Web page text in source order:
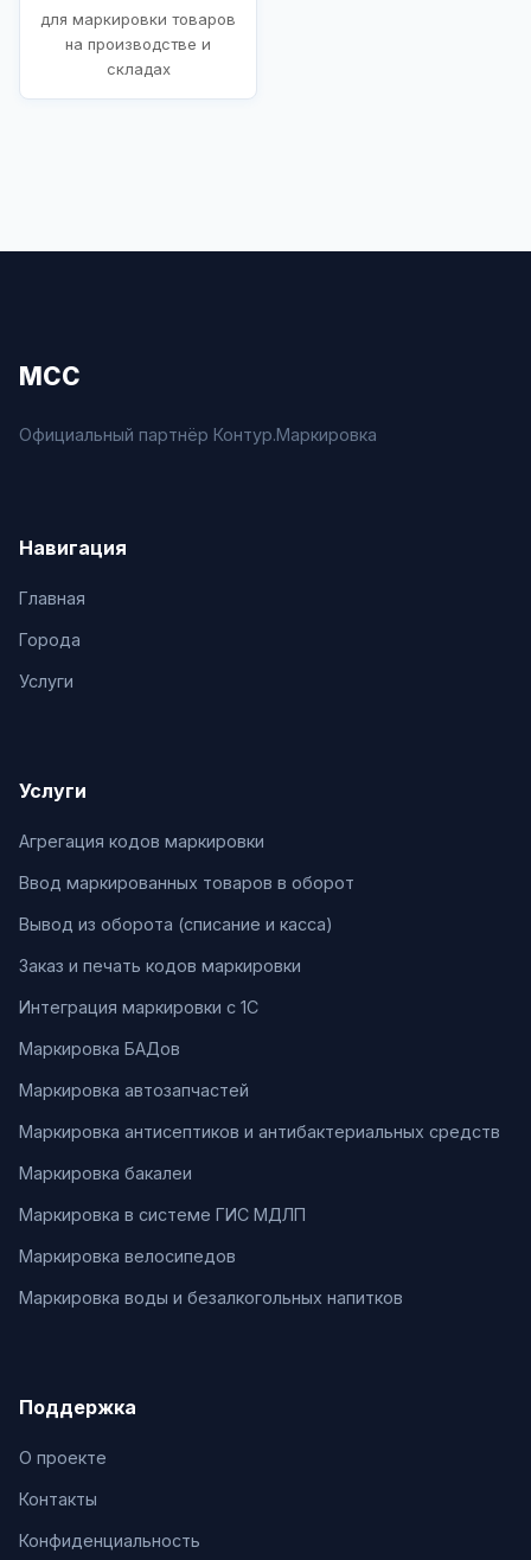
для маркировки товаров
на производстве и
складах
МСС
Официальный партнёр Контур.Маркировка
Навигация
Главная
Города
Услуги
Услуги
Агрегация кодов маркировки
Ввод маркированных товаров в оборот
Вывод из оборота (списание и касса)
Заказ и печать кодов маркировки
Интеграция маркировки с 1С
Маркировка БАДов
Маркировка автозапчастей
Маркировка антисептиков и антибактериальных средств
Маркировка бакалеи
Маркировка в системе ГИС МДЛП
Маркировка велосипедов
Маркировка воды и безалкогольных напитков
Поддержка
О проекте
Контакты
Конфиденциальность